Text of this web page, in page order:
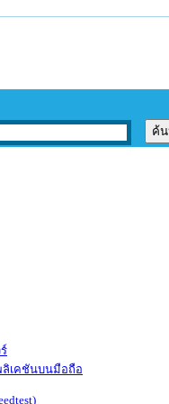
ลิเคชันบนมือถือ